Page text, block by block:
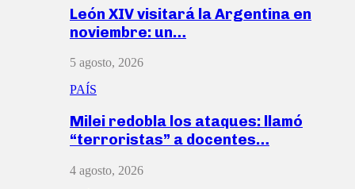
León XIV visitará la Argentina en
noviembre: un…
5 agosto, 2026
PAÍS
Milei redobla los ataques: llamó
“terroristas” a docentes…
4 agosto, 2026